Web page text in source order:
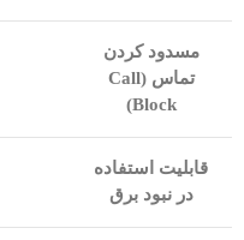
مسدود کردن
تماس (Call
Block
)
قابلیت استفاده
در نبود برق